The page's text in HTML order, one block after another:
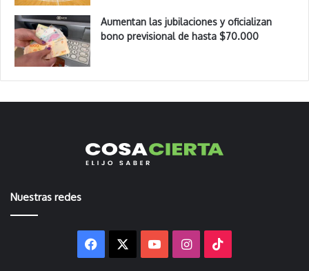
Aumentan las jubilaciones y oficializan
bono previsional de hasta $70.000
Nuestras redes
Facebook YouTubeInstagram